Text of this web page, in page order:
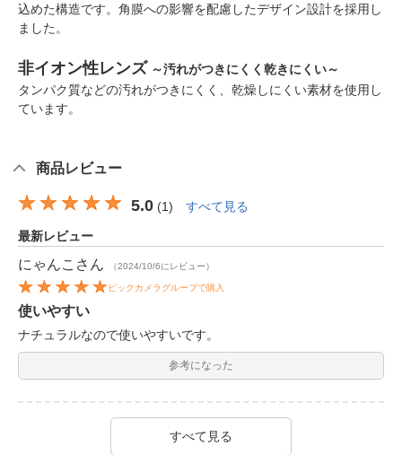
込めた構造です。角膜への影響を配慮したデザイン設計を採用し
ました。
非イオン性レンズ ～汚れがつきにくく乾きにくい～
タンパク質などの汚れがつきにくく、乾燥しにくい素材を使用し
ています。
商品レビュー
5.0 (1) すべて見る
最新レビュー
にゃんこ さん （2024/10/6にレビュー）
ビックカメラグループで購入
使いやすい
ナチュラルなので使いやすいです。
参考になった
すべて見る